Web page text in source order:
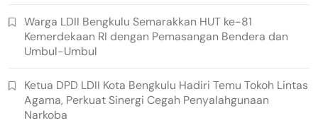
Warga LDII Bengkulu Semarakkan HUT ke-81
Kemerdekaan RI dengan Pemasangan Bendera dan
Umbul-Umbul
Ketua DPD LDII Kota Bengkulu Hadiri Temu Tokoh Lintas
Agama, Perkuat Sinergi Cegah Penyalahgunaan
Narkoba